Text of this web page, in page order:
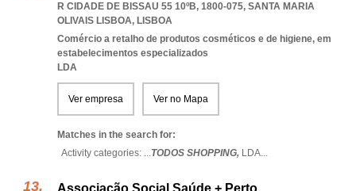
R CIDADE DE BISSAU 55 10ºB, 1800-075, SANTA MARIA
OLIVAIS LISBOA, LISBOA
Comércio a retalho de produtos cosméticos e de higiene, em
estabelecimentos especializados
LDA
Ver empresa Ver no Mapa
Matches in the search for:
Activity categories: ...TODOS SHOPPING, LDA...
Associação Social Saúde + Perto